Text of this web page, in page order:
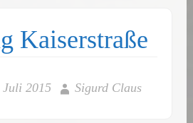
Kaiserstraße
Juli 2015 Sigurd Claus